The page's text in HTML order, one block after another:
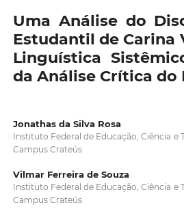
Uma Análise do
Estudantil de Carina
Linguística
da Análise Crítica do
Jonathas da Silva Rosa
Instituto Federal de Educação, Ciência e
Campus Crateús
Vilmar Ferreira de Souza
Instituto Federal de Educação, Ciência e
Campus Crateús